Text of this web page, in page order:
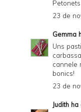
Petonets
23 de
Gemma
Uns
cannele
bonics!
23 de
Judith ha